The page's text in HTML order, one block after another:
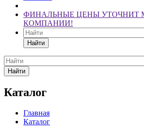
ФИНАЛЬНЫЕ ЦЕНЫ УТОЧНИТ
КОМПАНИИ!
Найти
Найти
Каталог
Главная
Каталог